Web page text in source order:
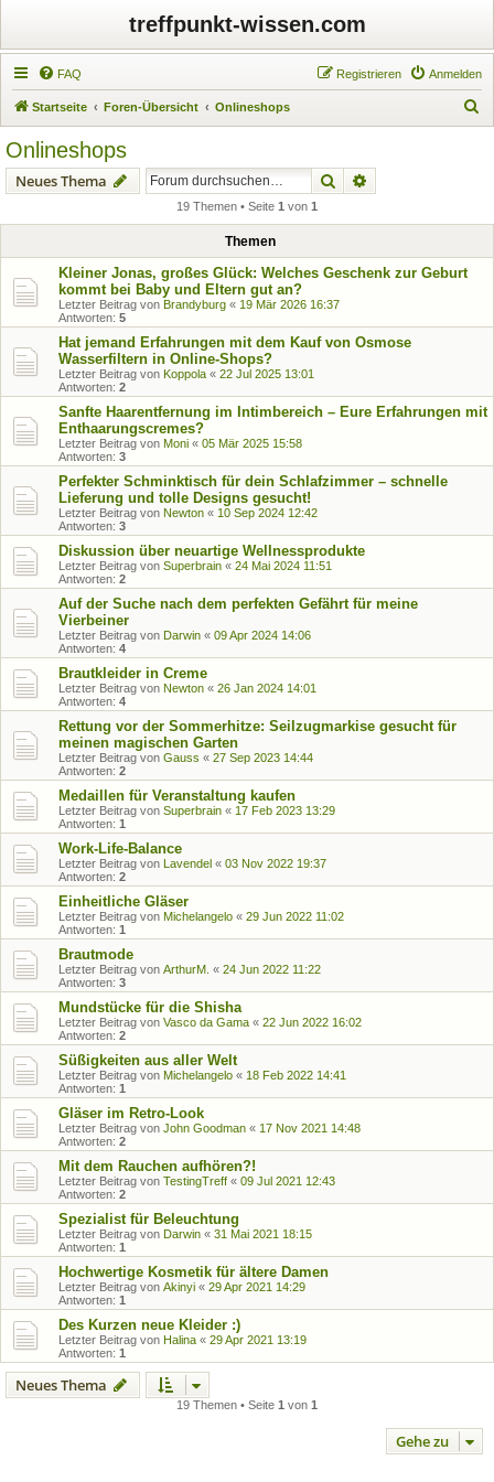
treffpunkt-wissen.com
FAQ Anmelden
Registrieren
Startseite Foren-Übersicht Onlineshops
Onlineshops
Neues Thema Suche
19 Themen • Seite 1 von 1
Themen
Kleiner Jonas, großes Glück: Welches Geschenk zur Geburt
kommt bei Baby und Eltern gut an?
Letzter Beitrag von Brandyburg « 19 Mär 2026 16:37
Antworten: 5
Hat jemand Erfahrungen mit dem Kauf von Osmose
Wasserfiltern in Online-Shops?
Letzter Beitrag von Koppola « 22 Jul 2025 13:01
Antworten: 2
Sanfte Haarentfernung im Intimbereich – Eure Erfahrungen mit
Enthaarungscremes?
Letzter Beitrag von Moni « 05 Mär 2025 15:58
Antworten: 3
Perfekter Schminktisch für dein Schlafzimmer – schnelle
Lieferung und tolle Designs gesucht!
Letzter Beitrag von Newton « 10 Sep 2024 12:42
Antworten: 3
Diskussion über neuartige Wellnessprodukte
Letzter Beitrag von Superbrain « 24 Mai 2024 11:51
Antworten: 2
Auf der Suche nach dem perfekten Gefährt für meine
Vierbeiner
Letzter Beitrag von Darwin « 09 Apr 2024 14:06
Antworten: 4
Brautkleider in Creme
Letzter Beitrag von Newton « 26 Jan 2024 14:01
Antworten: 4
Rettung vor der Sommerhitze: Seilzugmarkise gesucht für
meinen magischen Garten
Letzter Beitrag von Gauss « 27 Sep 2023 14:44
Antworten: 2
Medaillen für Veranstaltung kaufen
Letzter Beitrag von Superbrain « 17 Feb 2023 13:29
Antworten: 1
Work-Life-Balance
Letzter Beitrag von Lavendel « 03 Nov 2022 19:37
Antworten: 2
Einheitliche Gläser
Letzter Beitrag von Michelangelo « 29 Jun 2022 11:02
Antworten: 1
Brautmode
Letzter Beitrag von ArthurM. « 24 Jun 2022 11:22
Antworten: 3
Mundstücke für die Shisha
Letzter Beitrag von Vasco da Gama « 22 Jun 2022 16:02
Antworten: 2
Süßigkeiten aus aller Welt
Letzter Beitrag von Michelangelo « 18 Feb 2022 14:41
Antworten: 1
Gläser im Retro-Look
Letzter Beitrag von John Goodman « 17 Nov 2021 14:48
Antworten: 2
Mit dem Rauchen aufhören?!
Letzter Beitrag von TestingTreff « 09 Jul 2021 12:43
Antworten: 2
Spezialist für Beleuchtung
Letzter Beitrag von Darwin « 31 Mai 2021 18:15
Antworten: 1
Hochwertige Kosmetik für ältere Damen
Letzter Beitrag von Akinyi « 29 Apr 2021 14:29
Antworten: 1
Des Kurzen neue Kleider :)
Letzter Beitrag von Halina « 29 Apr 2021 13:19
Antworten: 1
Neues Thema
19 Themen • Seite 1 von 1
Gehe zu